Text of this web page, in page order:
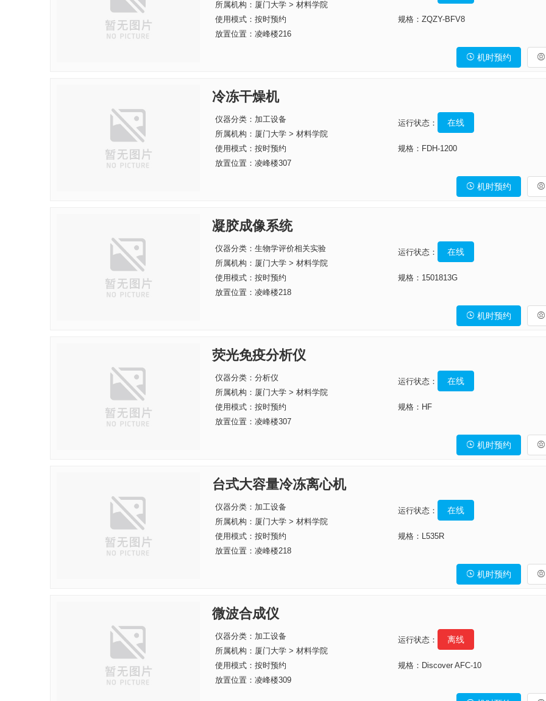
所属机构： 厦门大学 > 材料学院
使用模式：按时预约
规格：ZQZY-BFV8
放置位置：凌峰楼216

 机时预约
冷冻干燥机
仪器分类：加工设备 运行状态： 在线
所属机构： 厦门大学 > 材料学院
使用模式：按时预约
规格：FDH-1200
放置位置：凌峰楼307

 机时预约
凝胶成像系统
仪器分类：生物学评价相关实验 运行状态： 在线
所属机构： 厦门大学 > 材料学院
使用模式：按时预约
规格：1501813G
放置位置：凌峰楼218

 机时预约
荧光免疫分析仪
仪器分类：分析仪 运行状态： 在线
所属机构： 厦门大学 > 材料学院
使用模式：按时预约
规格：HF
放置位置：凌峰楼307

 机时预约
台式大容量冷冻离心机
仪器分类：加工设备 运行状态： 在线
所属机构： 厦门大学 > 材料学院
使用模式：按时预约
规格：L535R
放置位置：凌峰楼218

 机时预约
微波合成仪
仪器分类：加工设备 运行状态： 离线
所属机构： 厦门大学 > 材料学院
使用模式：按时预约
规格：Discover AFC-10
放置位置：凌峰楼309